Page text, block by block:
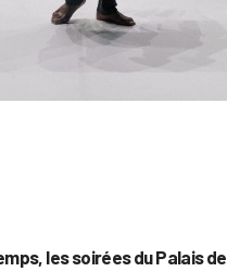
les soirées du Palais